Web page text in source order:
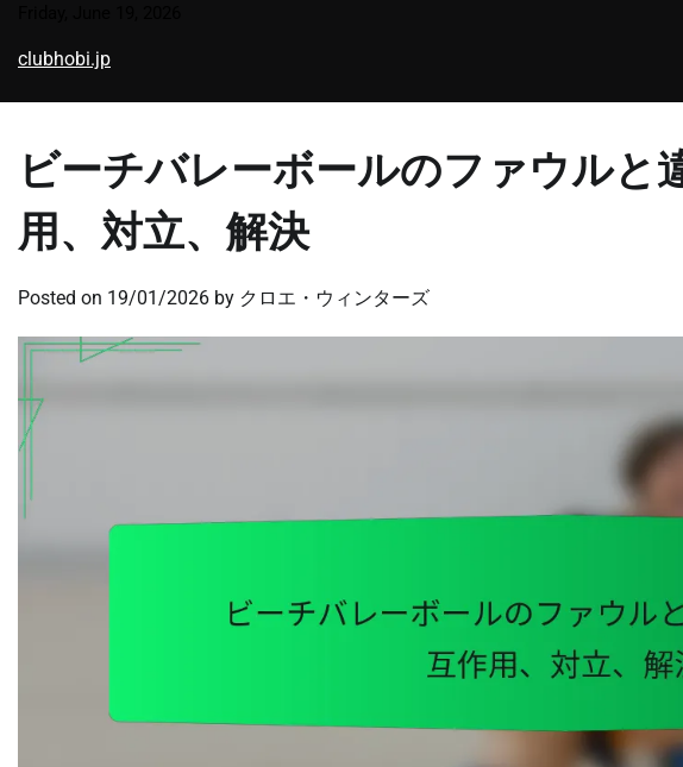
content
clubhobi.jp
ビーチバレーボールのファウルと
用、対立、解決
Posted on 19/01/2026 by クロエ・ウィンターズ